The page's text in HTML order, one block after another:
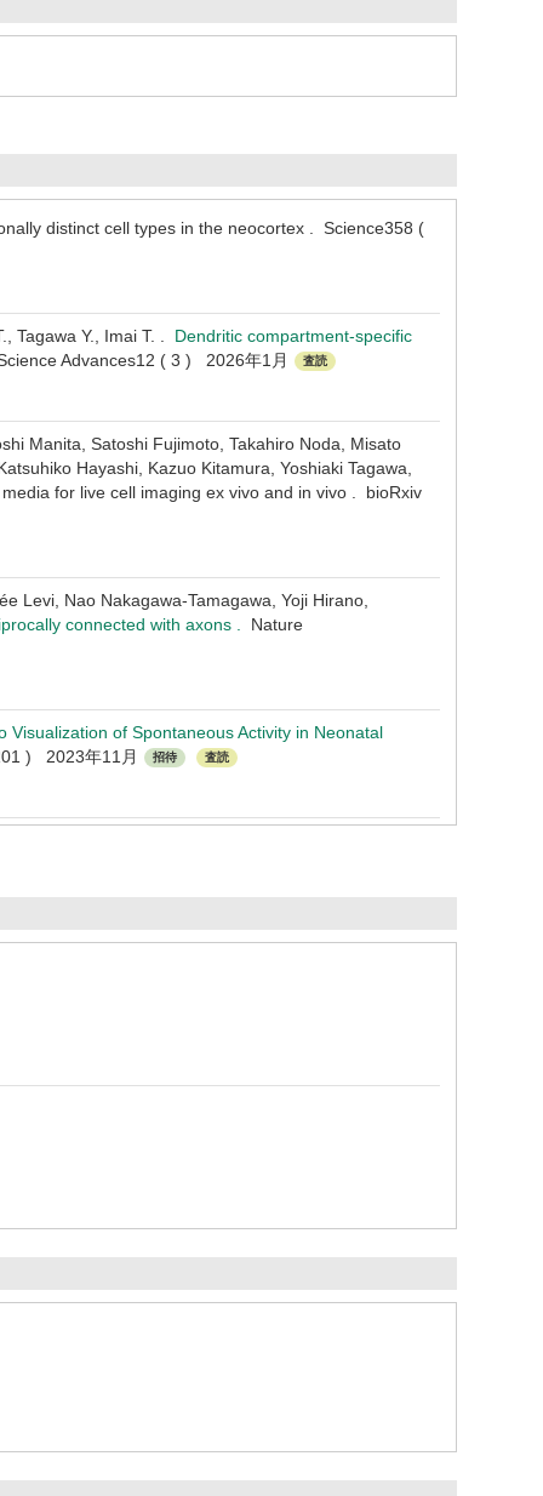
distinct cell types in the neocortex . Science358 (
Tagawa Y., Imai T. . Dendritic compartment-specific
Advances12 ( 3 ) 2026年1月 査読
Manita, Satoshi Fujimoto, Takahiro Noda, Misato
Hayashi, Kazuo Kitamura, Yoshiaki Tagawa,
for live cell imaging ex vivo and in vivo . bioRxiv
Levi, Nao Nakagawa-Tamagawa, Yoji Hirano,
connected with axons . Nature
Visualization of Spontaneous Activity in Neonatal
) 2023年11月 招待 査読